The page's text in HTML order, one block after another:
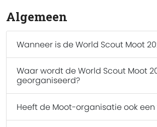
Algemeen
Wanneer is de World Scout Moot
Waar wordt de World Scout Moot
georganiseerd?
Heeft de Moot-organisatie ook